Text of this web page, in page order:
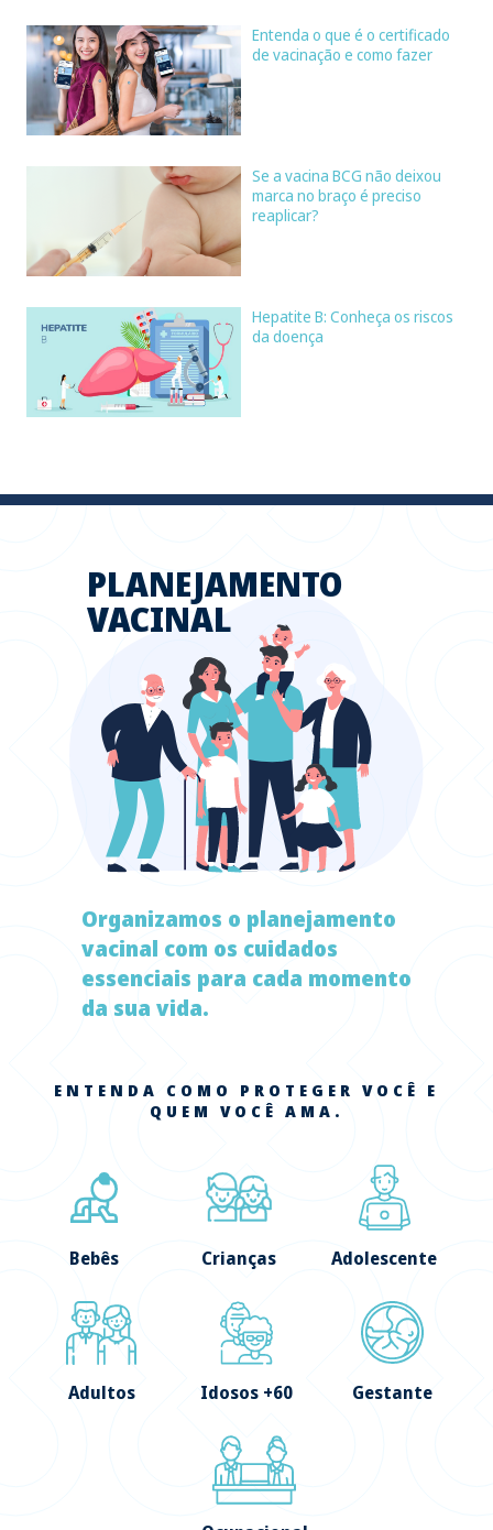
Entenda o que é o certificado
de vacinação e como fazer
Se a vacina BCG não deixou
marca no braço é preciso
reaplicar?
Hepatite B: Conheça os riscos
da doença
PLANEJAMENTO
VACINAL
Organizamos o planejamento
vacinal com os cuidados
essenciais para cada momento
da sua vida.
ENTENDA COMO PROTEGER VOCÊ E
QUEM VOCÊ AMA.
Bebês Crianças Adolescente
Adultos Idosos +60 Gestante